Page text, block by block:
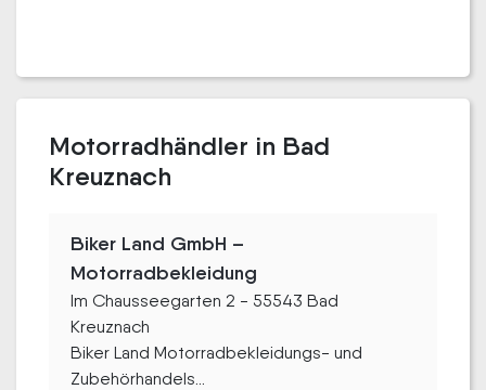
Motorradhändler in Bad
Kreuznach
Biker Land GmbH –
Motorradbekleidung
Im Chausseegarten 2 - 55543 Bad
Kreuznach
Biker Land Motorradbekleidungs- und
Zubehörhandels...